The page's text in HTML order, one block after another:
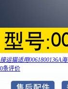
接运猫适用0061800136A
0条评价